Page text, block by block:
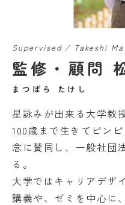
Supervised / Takeshi
監修・顧問
まつばら たけし
星詠みが出来る大学教授
100歳まで生きてピン
念に賛同し、一般社団
る。
大学ではキャリアデザ
講義や、ゼミを中心に